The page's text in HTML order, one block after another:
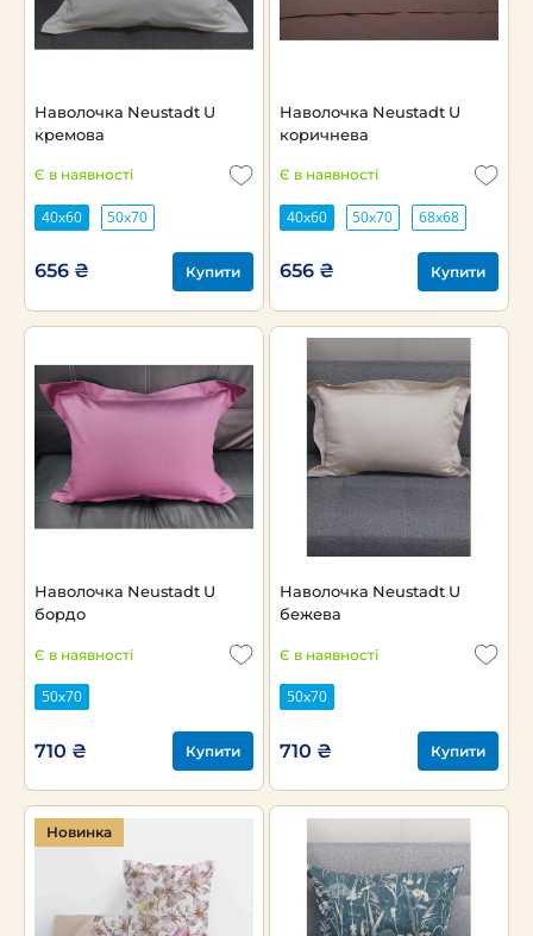
Наволочка Neustadt U
кремова
Є в наявності
40х60 50х70
656 ₴ Купити
Наволочка Neustadt U
коричнева
Є в наявності
40х60 50х70 68х68
656 ₴ Купити
Наволочка Neustadt U
бордо
Є в наявності
50х70
710 ₴ Купити
Наволочка Neustadt U
бежева
Є в наявності
50х70
710 ₴ Купити
Новинка